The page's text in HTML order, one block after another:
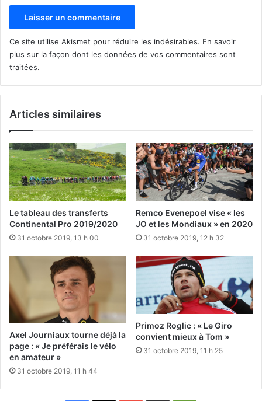
Ce site utilise Akismet pour réduire les indésirables. En savoir
plus sur la façon dont les données de vos commentaires sont
traitées.
Articles similaires
Le tableau des transferts
Continental Pro 2019/2020
31 octobre 2019, 13 h 00
Remco Evenepoel vise « les
JO et les Mondiaux » en 2020
31 octobre 2019, 12 h 32
Axel Journiaux tourne déjà la
page : « Je préférais le vélo
en amateur »
31 octobre 2019, 11 h 44
Primoz Roglic : « Le Giro
convient mieux à Tom »
31 octobre 2019, 11 h 25